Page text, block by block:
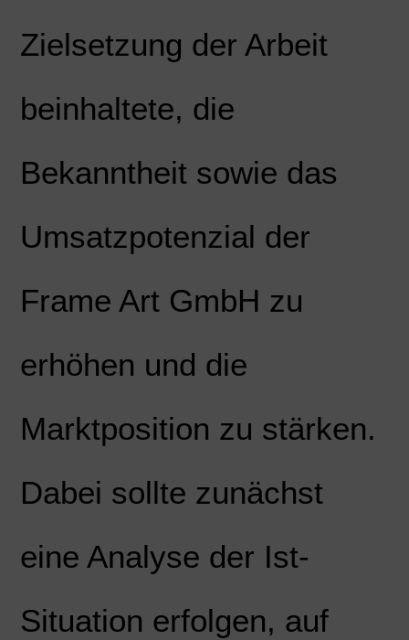
Zielsetzung der Arbeit
beinhaltete, die
Bekanntheit sowie das
Umsatzpotenzial der
Frame Art GmbH zu
erhöhen und die
Marktposition zu stärken.
Dabei sollte zunächst
eine Analyse der Ist-
Situation erfolgen, auf